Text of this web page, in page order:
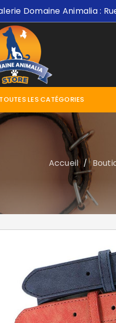
Domaine Animalia :
TOUTES LES CATÉGORIES
Accueil /